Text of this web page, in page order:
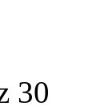
30